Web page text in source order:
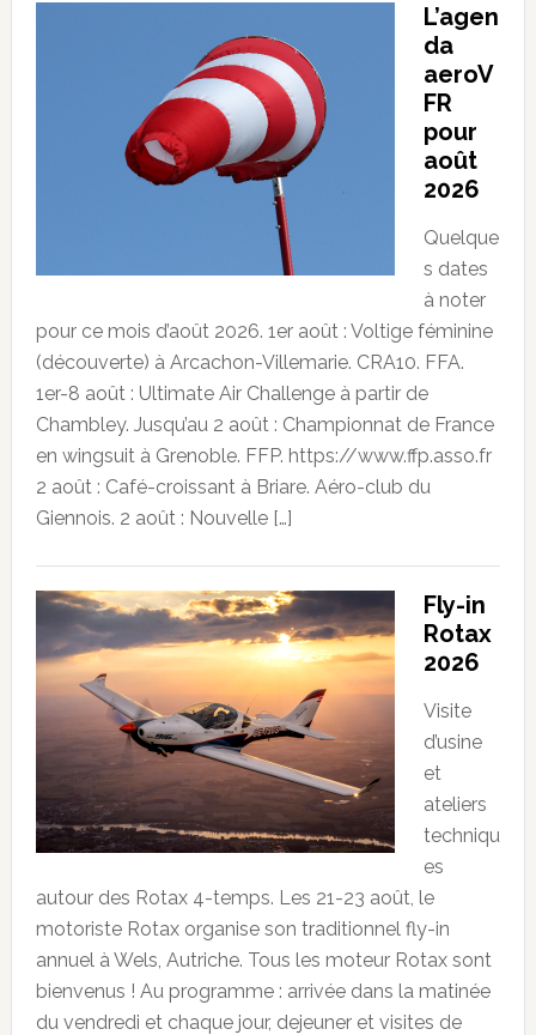
L’agen
da
aeroV
FR
pour
août
2026
Quelque
s dates
à noter
pour ce mois d’août 2026. 1er août : Voltige féminine
(découverte) à Arcachon-Villemarie. CRA10. FFA.
1er-8 août : Ultimate Air Challenge à partir de
Chambley. Jusqu’au 2 août : Championnat de France
en wingsuit à Grenoble. FFP. https://www.ffp.asso.fr
2 août : Café-croissant à Briare. Aéro-club du
Giennois. 2 août : Nouvelle […]
Fly-in
Rotax
2026
Visite
d’usine
et
ateliers
techniqu
es
autour des Rotax 4-temps. Les 21-23 août, le
motoriste Rotax organise son traditionnel fly-in
annuel à Wels, Autriche. Tous les moteur Rotax sont
bienvenus ! Au programme : arrivée dans la matinée
du vendredi et chaque jour, dejeuner et visites de